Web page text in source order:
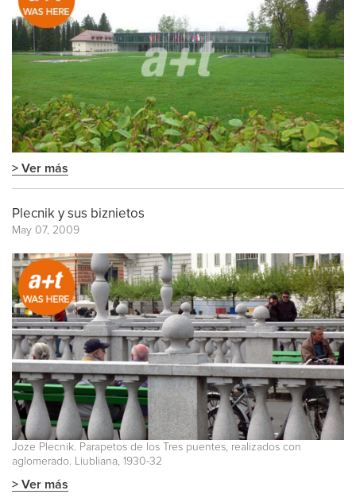
> Ver más
Plecnik y sus biznietos
May 07, 2009
Joze Plecnik. Parapetos de los Tres puentes, realizados con
aglomerado. Liubliana, 1930-32
> Ver más